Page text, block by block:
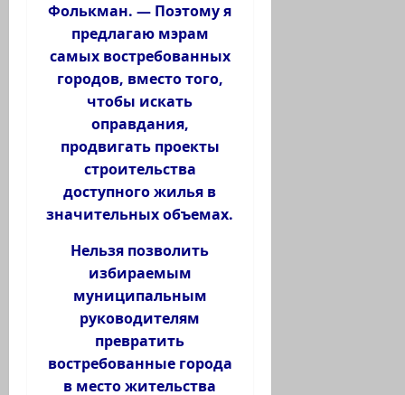
Фолькман. — Поэтому я
предлагаю мэрам
самых востребованных
городов, вместо того,
чтобы искать
оправдания,
продвигать проекты
строительства
доступного жилья в
значительных объемах.
Нельзя позволить
избираемым
муниципальным
руководителям
превратить
востребованные города
в место жительства